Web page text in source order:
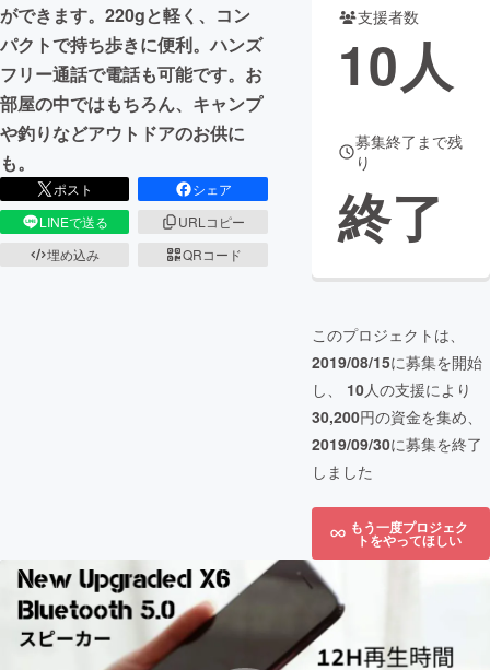
CAMPFIRE for Social Good
CAMPFIRE Creation
CAMPFIREふるさと納税machi-ya コミュニティ
ができます。220gと軽く、コン
パクトで持ち歩きに便利。ハンズ
フリー通話で電話も可能です。お
部屋の中ではもちろん、キャンプ
や釣りなどアウトドアのお供に
も。
ポスト
シェア
LINEで送る
URLコピー
埋め込み
QRコード
支援者数
10人
募集終了まで残
り
終了
このプロジェクトは、
2019/08/15に募集を開始
し、 10人の支援により
30,200円の資金を集め、
2019/09/30に募集を終了
しました
もう一度プロジェク
トをやってほしい